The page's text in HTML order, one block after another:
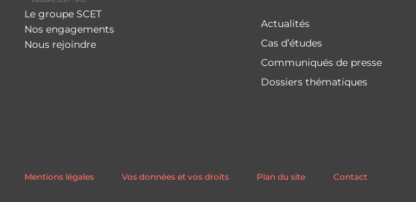
Le groupe SCET
Nos engagements
Nous rejoindre
Actualités
Cas d’études
Communiqués de presse
Dossiers thématiques
Mentions légales Vos données et vos droits Plan du site Contact